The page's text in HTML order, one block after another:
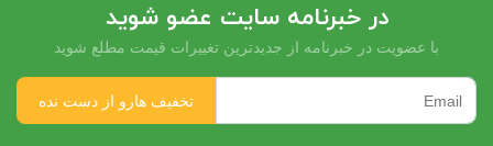
در خبرنامه سایت عضو شوید
با عضویت در خبرنامه از جدیدترین تغییرات قیمت مطلع شوید